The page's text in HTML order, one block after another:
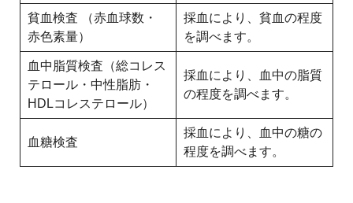
貧血検査 （赤血球数・
赤色素量）
採血により、貧血の程度
を調べます。
血中脂質検査（総コレス
テロール・中性脂肪・
HDLコレステロール）
採血により、血中の脂質
の程度を調べます。
血糖検査
採血により、血中の糖の
程度を調べます。